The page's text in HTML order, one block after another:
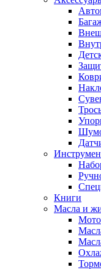
Книги
Масла и